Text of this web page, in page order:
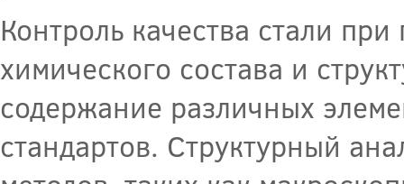
Контроль качества стали
химического состава и
содержание различных
стандартов. Структурный